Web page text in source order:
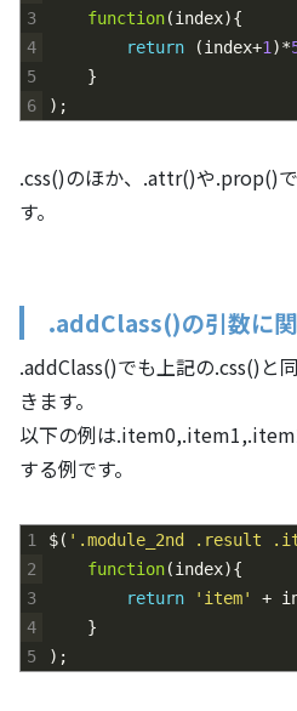
3
4
5
6
function(index){
return
(index+1 )*
}
) ;
.css()のほか、.attr()や.prop()
す。
.addClass()の引数に
.addClass()でも上記の.css()と
きます。
以下の例は
する例です。
1
2
3
4
5
$( '.module_2nd .result
function(index){
return
'item' +
}
) ;